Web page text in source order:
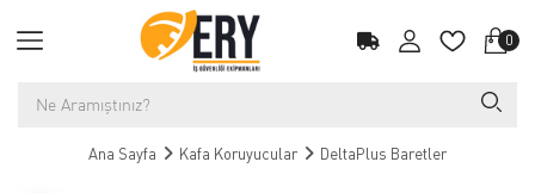
0
Ana Sayfa Kafa Koruyucular DeltaPlus Baretler